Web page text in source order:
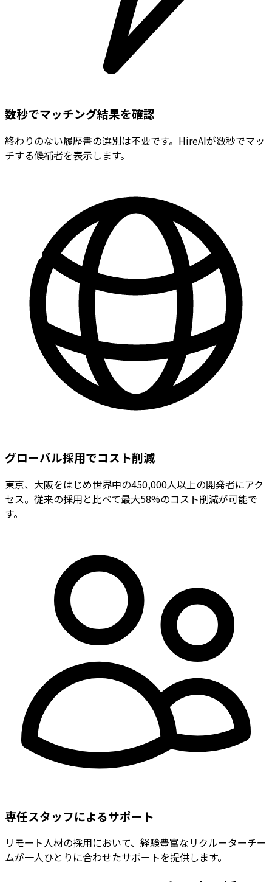
数秒でマッチング結果を確認
終わりのない履歴書の選別は不要です。HireAIが数秒でマッ
チする候補者を表示します。
グローバル採用でコスト削減
東京、大阪をはじめ世界中の450,000人以上の開発者にアク
セス。従来の採用と比べて最大58%のコスト削減が可能で
す。
専任スタッフによるサポート
リモート人材の採用において、経験豊富なリクルーターチー
ムが一人ひとりに合わせたサポートを提供します。